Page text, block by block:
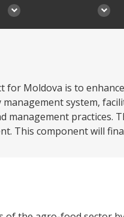
Moldova is to
system,
management practices.
This component will